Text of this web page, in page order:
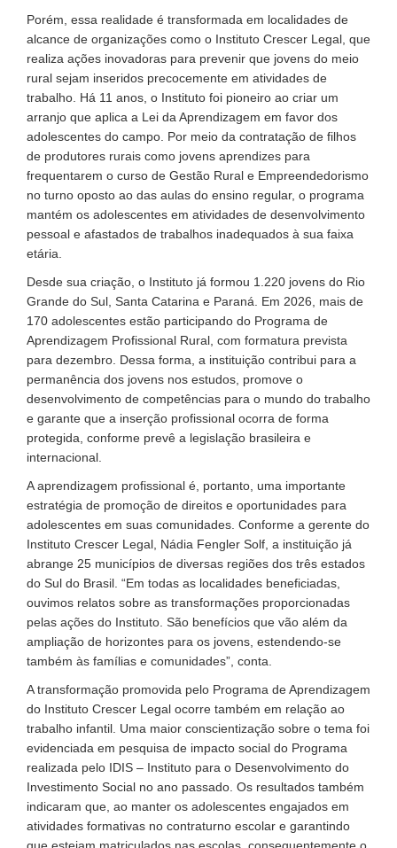
Porém, essa realidade é transformada em localidades de
alcance de organizações como o Instituto Crescer Legal, que
realiza ações inovadoras para prevenir que jovens do meio
rural sejam inseridos precocemente em atividades de
trabalho. Há 11 anos, o Instituto foi pioneiro ao criar um
arranjo que aplica a Lei da Aprendizagem em favor dos
adolescentes do campo. Por meio da contratação de filhos
de produtores rurais como jovens aprendizes para
frequentarem o curso de Gestão Rural e Empreendedorismo
no turno oposto ao das aulas do ensino regular, o programa
mantém os adolescentes em atividades de desenvolvimento
pessoal e afastados de trabalhos inadequados à sua faixa
etária.
Desde sua criação, o Instituto já formou 1.220 jovens do Rio
Grande do Sul, Santa Catarina e Paraná. Em 2026, mais de
170 adolescentes estão participando do Programa de
Aprendizagem Profissional Rural, com formatura prevista
para dezembro. Dessa forma, a instituição contribui para a
permanência dos jovens nos estudos, promove o
desenvolvimento de competências para o mundo do trabalho
e garante que a inserção profissional ocorra de forma
protegida, conforme prevê a legislação brasileira e
internacional.
A aprendizagem profissional é, portanto, uma importante
estratégia de promoção de direitos e oportunidades para
adolescentes em suas comunidades. Conforme a gerente do
Instituto Crescer Legal, Nádia Fengler Solf, a instituição já
abrange 25 municípios de diversas regiões dos três estados
do Sul do Brasil. “Em todas as localidades beneficiadas,
ouvimos relatos sobre as transformações proporcionadas
pelas ações do Instituto. São benefícios que vão além da
ampliação de horizontes para os jovens, estendendo-se
também às famílias e comunidades”, conta.
A transformação promovida pelo Programa de Aprendizagem
do Instituto Crescer Legal ocorre também em relação ao
trabalho infantil. Uma maior conscientização sobre o tema foi
evidenciada em pesquisa de impacto social do Programa
realizada pelo IDIS – Instituto para o Desenvolvimento do
Investimento Social no ano passado. Os resultados também
indicaram que, ao manter os adolescentes engajados em
atividades formativas no contraturno escolar e garantindo